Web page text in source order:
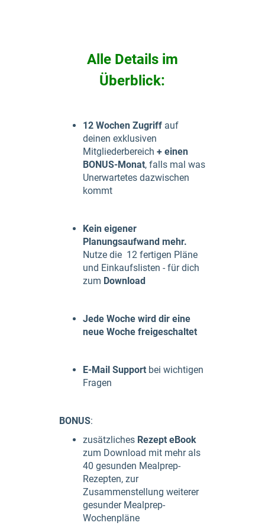
Alle Details im
Überblick:
12 Wochen Zugriff auf
deinen exklusiven
Mitgliederbereich + einen
BONUS-Monat, falls mal was
Unerwartetes dazwischen
kommt
Kein eigener
Planungsaufwand mehr.
Nutze die 12 fertigen Pläne
und Einkaufslisten - für dich
zum Download
Jede Woche wird dir eine
neue Woche freigeschaltet
E-Mail Support bei wichtigen
Fragen
BONUS:
zusätzliches Rezept eBook
zum Download mit mehr als
40 gesunden Mealprep-
Rezepten, zur
Zusammenstellung weiterer
gesunder Mealprep-
Wochenpläne